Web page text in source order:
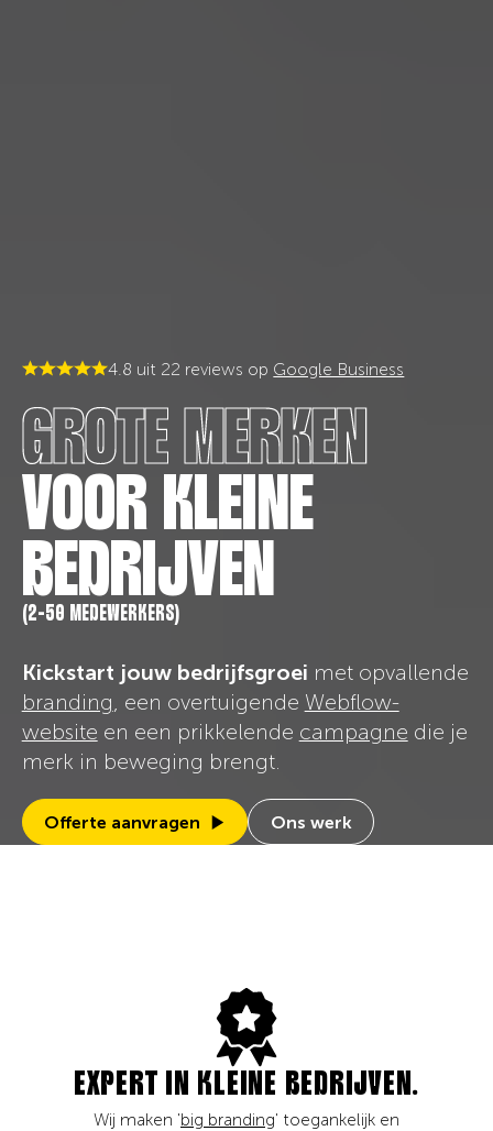
4.8 uit 22 reviews op Google Business
GROTE MERKEN
VOOR KLEINE
BEDRIJVEN
(2-50 MEDEWERKERS)
Kickstart jouw bedrijfsgroei met opvallende
branding, een overtuigende Webflow-
website en een prikkelende campagne die je
merk in beweging brengt.
Offerte aanvragen Ons werk
EXPERT IN KLEINE BEDRIJVEN.
Wij maken 'big branding' toegankelijk en